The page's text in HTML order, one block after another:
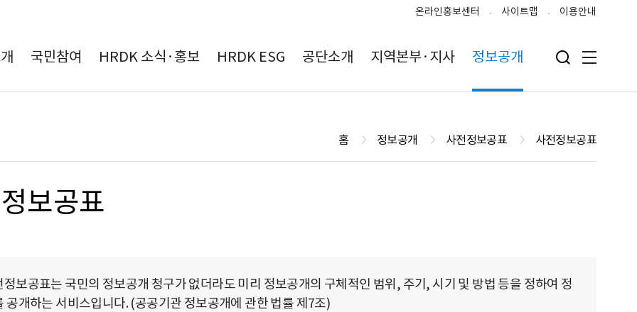
온라인홍보센터 사이트맵 이용안내
국민참여 HRDK 소식·홍보 HRDK ESG 공단소개 지역본부·지사 정보공개 검색 입력폼 열기
전체메뉴
홈 정보공개 사전정보공표 사전정보공표
보공표
정보공표는 국민의 정보공개 청구가 없더라도 미리 정보공개의 구체적인 범위, 주기, 시기 및 방법 등을 정하여 정
공개하는 서비스입니다. (공공기관 정보공개에 관한 법률 제7조)